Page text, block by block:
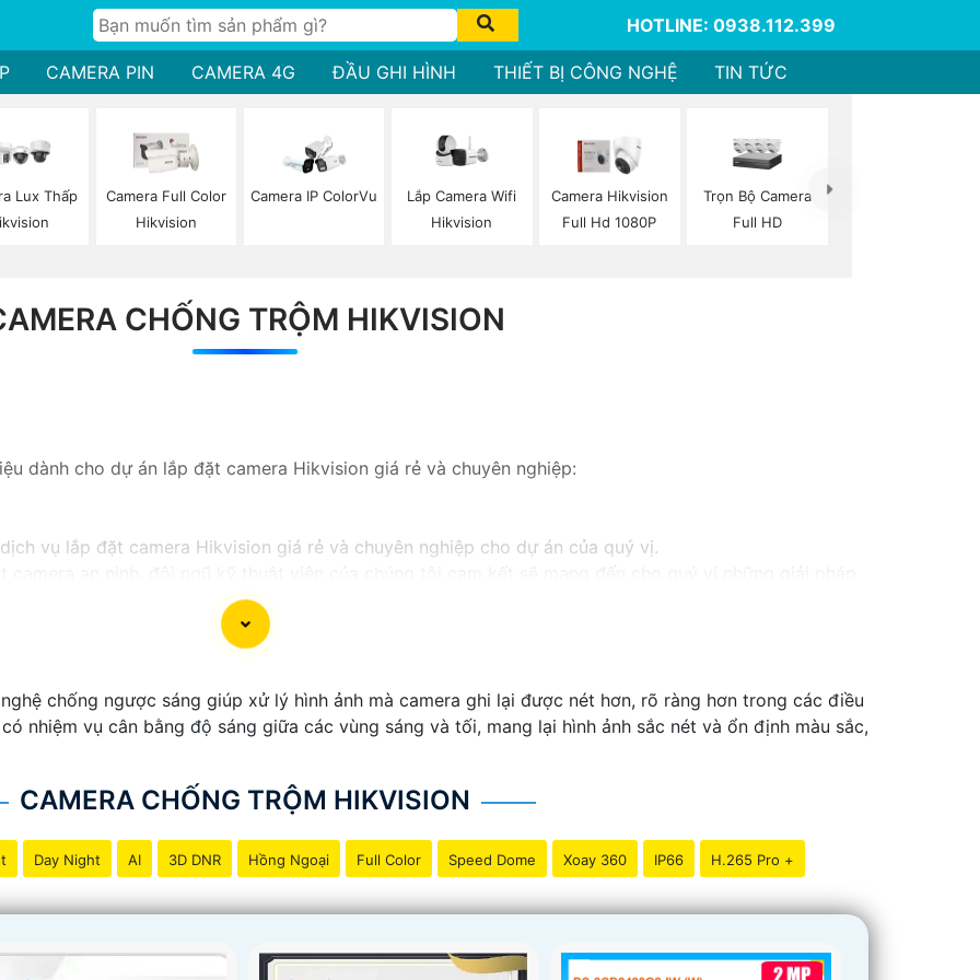
HOTLINE: 0938.112.399
CAMERA PIN CAMERA 4G ĐẦU GHI HÌNH THIẾT BỊ CÔNG NGHỆ TIN TỨC
Lux Thấp
Camera Full Color
Hikvision
Camera IP ColorVu
Lắp Camera Wifi
Hikvision
Camera Hikvision
Full Hd 1080P
Trọn Bộ Camera
Full HD
CHỐNG TRỘM HIKVISION
dành cho dự án lắp đặt camera Hikvision giá rẻ và chuyên nghiệp:
vụ lắp đặt camera Hikvision giá rẻ và chuyên nghiệp cho dự án của quý vị.
những thương hiệu hàng đầu thế giới về giải pháp an ninh video. Với các tính năng và công nghệ
chất lượng hình ảnh sắc nét mà còn đem đến sự tin cậy và an toàn cho dự án của quý vị.
chống ngược sáng giúp xử lý hình ảnh mà camera ghi lại được nét hơn, rõ ràng hơn trong các điều
nhiệm vụ cân bằng độ sáng giữa các vùng sáng và tối, mang lại hình ảnh sắc nét và ổn định màu sắc,
CAMERA CHỐNG TRỘM HIKVISION
Day Night AI 3D DNR Hồng Ngoại Full Color Speed Dome Xoay 360 IP66 H.265 Pro +